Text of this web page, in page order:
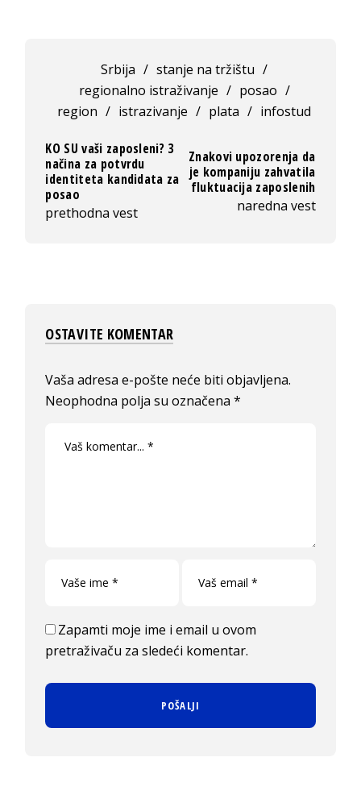
Srbija / stanje na tržištu /
regionalno istraživanje / posao /
region / istrazivanje / plata / infostud
KO SU vaši zaposleni? 3
načina za potvrdu
identiteta kandidata za
posao
prethodna vest
Znakovi upozorenja da
je kompaniju zahvatila
fluktuacija zaposlenih
naredna vest
OSTAVITE KOMENTAR
Vaša adresa e-pošte neće biti objavljena.
Neophodna polja su označena*
Zapamti moje ime i email u ovom
pretraživaču za sledeći komentar.